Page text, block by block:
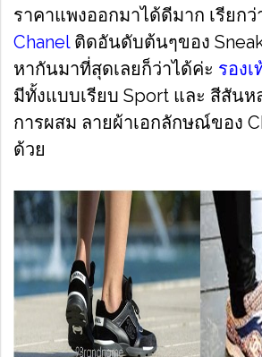
ราคาแพงออกมาได้ดีมาก เรียกว่
Chanelติดอันดับต้นๆของ
หากันมาที่สุดเลยก็ว่าได้ค่ะ รอง
มีทั้งแบบเรียบ Sport และ สีสันห
การผสม ลายผ้าเอกลักษณ์ของ
ด้วย